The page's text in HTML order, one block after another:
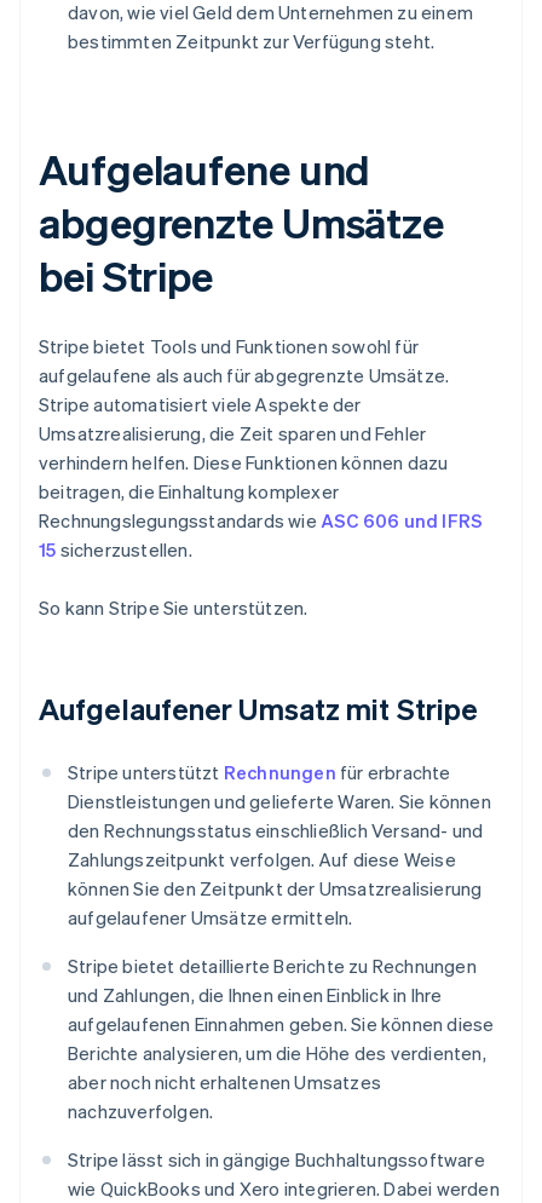
davon, wie viel Geld dem Unternehmen zu einem
bestimmten Zeitpunkt zur Verfügung steht.
Aufgelaufene und
abgegrenzte Umsätze
bei Stripe
Stripe bietet Tools und Funktionen sowohl für
aufgelaufene als auch für abgegrenzte Umsätze.
Stripe automatisiert viele Aspekte der
Umsatzrealisierung, die Zeit sparen und Fehler
verhindern helfen. Diese Funktionen können dazu
beitragen, die Einhaltung komplexer
Rechnungslegungsstandards wie ASC 606 und IFRS
15 sicherzustellen.
So kann Stripe Sie unterstützen.
Aufgelaufener Umsatz mit Stripe
Stripe unterstützt Rechnungen für erbrachte
Dienstleistungen und gelieferte Waren. Sie können
den Rechnungsstatus einschließlich Versand- und
Zahlungszeitpunkt verfolgen. Auf diese Weise
können Sie den Zeitpunkt der Umsatzrealisierung
aufgelaufener Umsätze ermitteln.
Stripe bietet detaillierte Berichte zu Rechnungen
und Zahlungen, die Ihnen einen Einblick in Ihre
aufgelaufenen Einnahmen geben. Sie können diese
Berichte analysieren, um die Höhe des verdienten,
aber noch nicht erhaltenen Umsatzes
nachzuverfolgen.
Stripe lässt sich in gängige Buchhaltungssoftware
wie QuickBooks und Xero integrieren. Dabei werden